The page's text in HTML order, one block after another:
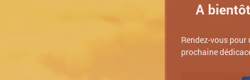
A
Rendez-vous pour
prochaine